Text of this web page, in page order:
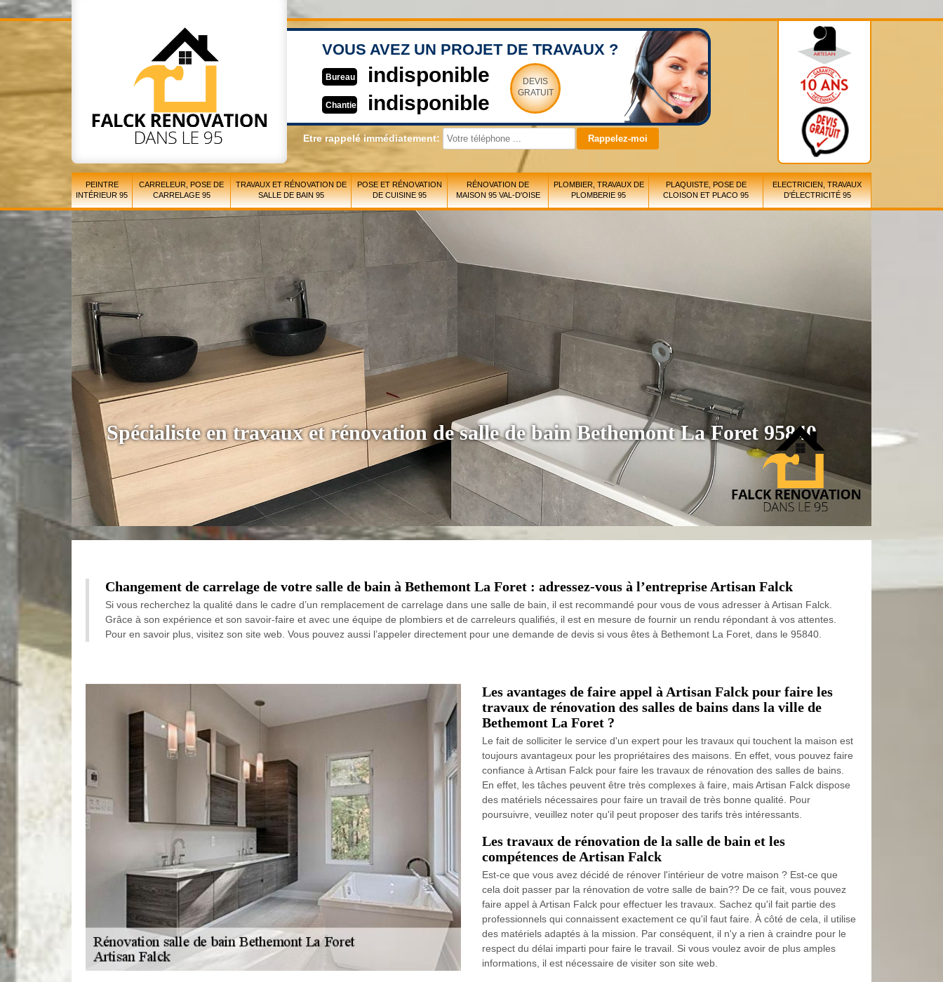
VOUS AVEZ UN PROJET DE TRAVAUX ?
Bureau indisponible
Chantier indisponible
DEVIS
GRATUIT
Etre rappelé immédiatement:
PEINTRE
INTÉRIEUR 95
CARRELEUR, POSE DE
CARRELAGE 95
TRAVAUX ET RÉNOVATION DE
SALLE DE BAIN 95
POSE ET RÉNOVATION
DE CUISINE 95
RÉNOVATION DE
MAISON 95 VAL-D'OISE
PLOMBIER, TRAVAUX DE
PLOMBERIE 95
PLAQUISTE, POSE DE
CLOISON ET PLACO 95
ELECTRICIEN, TRAVAUX
D'ÉLECTRICITÉ 95
Spécialiste en travaux et rénovation de salle de bain Bethemont La Foret 95840
Changement de carrelage de votre salle de bain à Bethemont La Foret : adressez-vous à l’entreprise Artisan Falck
Si vous recherchez la qualité dans le cadre d’un remplacement de carrelage dans une salle de bain, il est recommandé pour vous de vous adresser à Artisan Falck.
Grâce à son expérience et son savoir-faire et avec une équipe de plombiers et de carreleurs qualifiés, il est en mesure de fournir un rendu répondant à vos attentes.
Pour en savoir plus, visitez son site web. Vous pouvez aussi l’appeler directement pour une demande de devis si vous êtes à Bethemont La Foret, dans le 95840.
Les avantages de faire appel à Artisan Falck pour faire les
travaux de rénovation des salles de bains dans la ville de
Bethemont La Foret ?
Le fait de solliciter le service d'un expert pour les travaux qui touchent la maison est
toujours avantageux pour les propriétaires des maisons. En effet, vous pouvez faire
confiance à Artisan Falck pour faire les travaux de rénovation des salles de bains.
En effet, les tâches peuvent être très complexes à faire, mais Artisan Falck dispose
des matériels nécessaires pour faire un travail de très bonne qualité. Pour
poursuivre, veuillez noter qu'il peut proposer des tarifs très intéressants.
Les travaux de rénovation de la salle de bain et les
compétences de Artisan Falck
Est-ce que vous avez décidé de rénover l'intérieur de votre maison ? Est-ce que
cela doit passer par la rénovation de votre salle de bain?? De ce fait, vous pouvez
faire appel à Artisan Falck pour effectuer les travaux. Sachez qu'il fait partie des
professionnels qui connaissent exactement ce qu'il faut faire. À côté de cela, il utilise
des matériels adaptés à la mission. Par conséquent, il n'y a rien à craindre pour le
respect du délai imparti pour faire le travail. Si vous voulez avoir de plus amples
informations, il est nécessaire de visiter son site web.